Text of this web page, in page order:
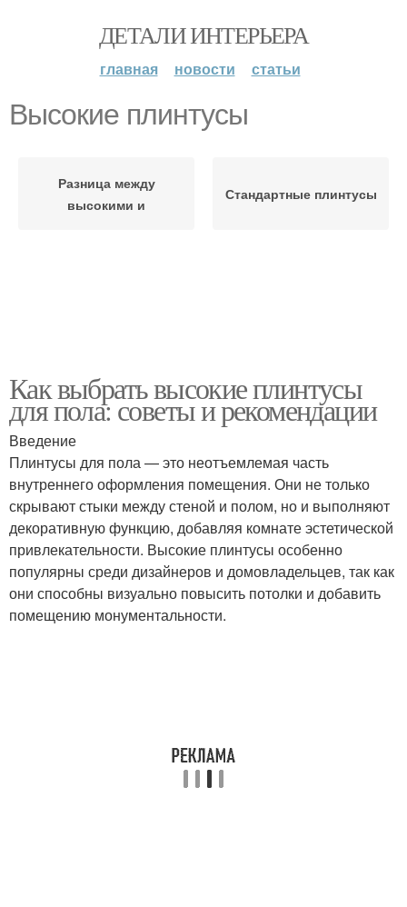
ДЕТАЛИ ИНТЕРЬЕРА
главная новости статьи
Высокие плинтусы
Разница между
высокими и
Стандартные плинтусы
Как выбрать высокие плинтусы
для пола: советы и рекомендации
Введение
Плинтусы для пола — это неотъемлемая часть
внутреннего оформления помещения. Они не только
скрывают стыки между стеной и полом, но и выполняют
декоративную функцию, добавляя комнате эстетической
привлекательности. Высокие плинтусы особенно
популярны среди дизайнеров и домовладельцев, так как
они способны визуально повысить потолки и добавить
помещению монументальности.